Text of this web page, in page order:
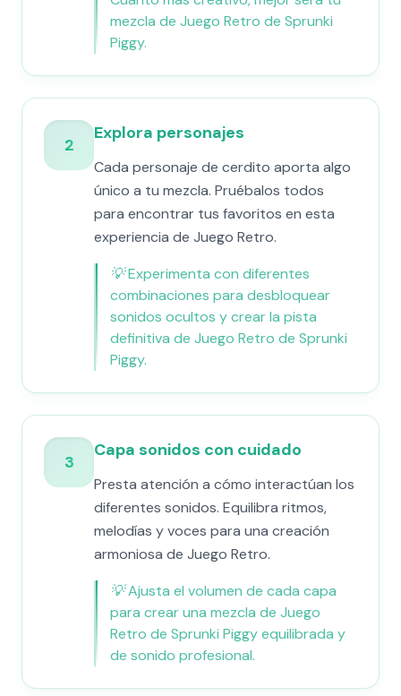
mezcla de Juego Retro de Sprunki
Piggy.
2
Explora personajes
Cada personaje de cerdito aporta algo
único a tu mezcla. Pruébalos todos
para encontrar tus favoritos en esta
experiencia de Juego Retro.
💡Experimenta con diferentes
combinaciones para desbloquear
sonidos ocultos y crear la pista
definitiva de Juego Retro de Sprunki
Piggy.
3
Capa sonidos con cuidado
Presta atención a cómo interactúan los
diferentes sonidos. Equilibra ritmos,
melodías y voces para una creación
armoniosa de Juego Retro.
💡Ajusta el volumen de cada capa
para crear una mezcla de Juego
Retro de Sprunki Piggy equilibrada y
de sonido profesional.